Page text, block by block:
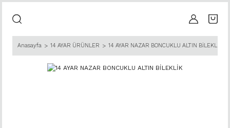
Anasayfa 14 AYAR ÜRÜNLER 14 AYAR NAZAR BONCUKLU ALTIN BİLEKLİK